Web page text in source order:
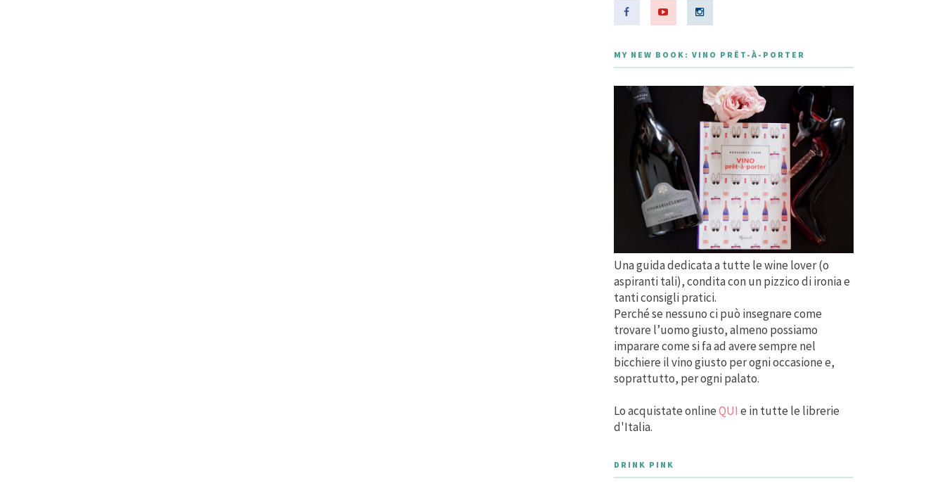
MY NEW BOOK: VINO PRÊT-À-PORTER
Una guida dedicata a tutte le wine lover (o
aspiranti tali), condita con un pizzico di ironia e
tanti consigli pratici.
Perché se nessuno ci può insegnare come
trovare l’uomo giusto, almeno possiamo
imparare come si fa ad avere sempre nel
bicchiere il vino giusto per ogni occasione e,
soprattutto, per ogni palato.
Lo acquistate onlineQUI e in tutte le librerie
d'Italia.
DRINK PINK